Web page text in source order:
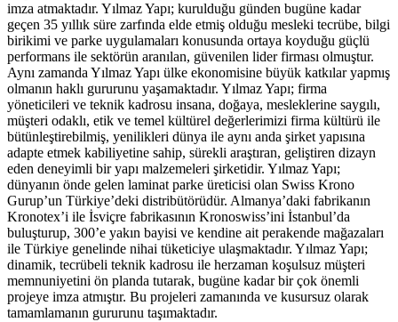
imza atmaktadır. Yılmaz Yapı; kurulduğu günden bugüne kadar
geçen 35 yıllık süre zarfında elde etmiş olduğu mesleki tecrübe, bilgi
birikimi ve parke uygulamaları konusunda ortaya koyduğu güçlü
performans ile sektörün aranılan, güvenilen lider firması olmuştur.
Aynı zamanda Yılmaz Yapı ülke ekonomisine büyük katkılar yapmış
olmanın haklı gururunu yaşamaktadır. Yılmaz Yapı; firma
yöneticileri ve teknik kadrosu insana, doğaya, mesleklerine saygılı,
müşteri odaklı, etik ve temel kültürel değerlerimizi firma kültürü ile
bütünleştirebilmiş, yenilikleri dünya ile aynı anda şirket yapısına
adapte etmek kabiliyetine sahip, sürekli araştıran, geliştiren dizayn
eden deneyimli bir yapı malzemeleri şirketidir. Yılmaz Yapı;
dünyanın önde gelen laminat parke üreticisi olan Swiss Krono
Gurup’un Türkiye’deki distribütörüdür. Almanya’daki fabrikanın
Kronotex’i ile İsviçre fabrikasının Kronoswiss’ini İstanbul’da
buluşturup, 300’e yakın bayisi ve kendine ait perakende mağazaları
ile Türkiye genelinde nihai tüketiciye ulaşmaktadır. Yılmaz Yapı;
dinamik, tecrübeli teknik kadrosu ile herzaman koşulsuz müşteri
memnuniyetini ön planda tutarak, bugüne kadar bir çok önemli
projeye imza atmıştır. Bu projeleri zamanında ve kusursuz olarak
tamamlamanın gururunu taşımaktadır.